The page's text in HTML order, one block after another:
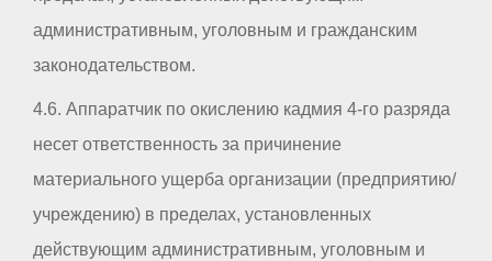
административным, уголовным и гражданским
законодательством.
4.6. Аппаратчик по окислению кадмия 4-го разряда
несет ответственность за причинение
материального ущерба организации (предприятию/
учреждению) в пределах, установленных
действующим административным, уголовным и